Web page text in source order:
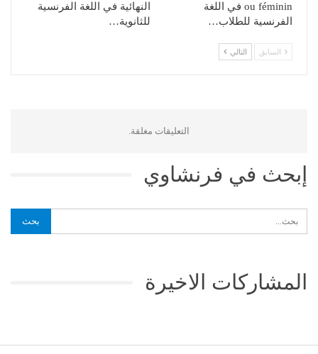
ou féminin في اللغة
الفرنسية للطلاب…
النهائية في اللغة الفرنسية
للثانوية…
السابق التالي
التعليقات مغلقة.
إبحث في فرنشاوي
المشاركات الاخيرة